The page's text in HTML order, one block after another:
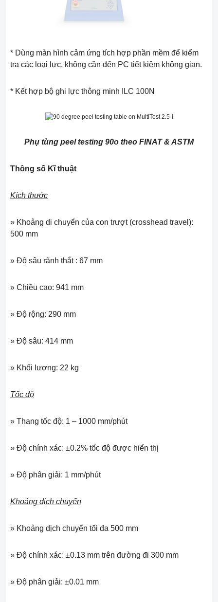
* Dùng màn hình cảm ứng tích hợp phần mềm để kiểm
tra các loại lực, không cần đến PC tiết kiệm không gian.
* Kết hợp bộ ghi lực thông minh ILC 100N
Phụ tùng peel testing 90o theo FINAT & ASTM
Thông số Kĩ thuật
Kích thước
» Khoảng di chuyển của con trượt (crosshead travel):
500 mm
» Độ sâu rãnh thắt : 67 mm
» Chiều cao: 941 mm
» Độ rộng: 290 mm
» Độ sâu: 414 mm
» Khối lượng: 22 kg
Tốc độ
» Thang tốc độ: 1 – 1000 mm/phút
» Độ chính xác: ±0.2% tốc độ được hiển thị
» Độ phân giải: 1 mm/phút
Khoảng dịch chuyển
» Khoảng dịch chuyển tối đa 500 mm
» Độ chính xác: ±0.13 mm trên đường đi 300 mm
» Độ phân giải: ±0.01 mm